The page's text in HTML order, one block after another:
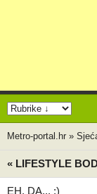
Metro-portal.hr »
« LIFESTYLE
EH, DA... :)